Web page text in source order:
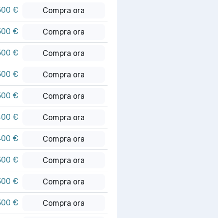
€ Compra ora
€ Compra ora
€ Compra ora
€ Compra ora
€ Compra ora
€ Compra ora
€ Compra ora
€ Compra ora
€ Compra ora
€ Compra ora